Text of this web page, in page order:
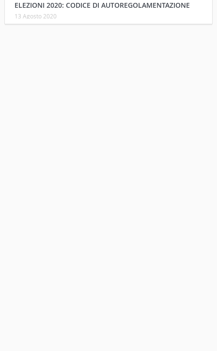
ELEZIONI 2020: CODICE DI AUTOREGOLAMENTAZIONE
13 Agosto 2020